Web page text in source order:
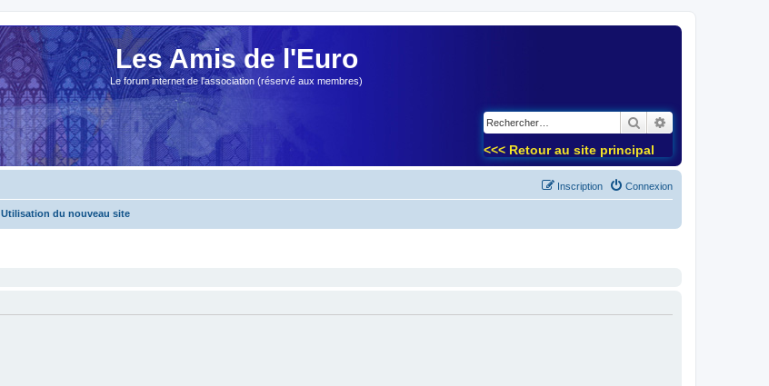
Les Amis de l'Euro
Le forum internet de l'association (réservé aux membres)
Rechercher
<<< Retour au site principal
Connexion
Inscription
Utilisation du nouveau site